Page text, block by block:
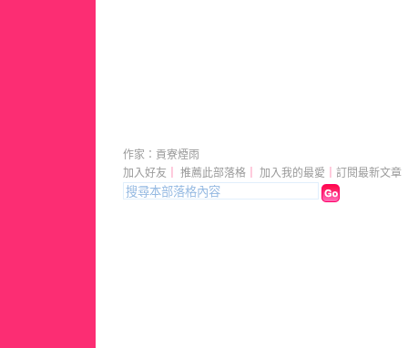
加入好友 推薦此部落格 加入我的最愛 訂閱最新文章
作家：貢寮煙雨